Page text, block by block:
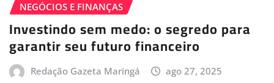
NEGÓCIOS E FINANÇAS
Investindo sem medo: o segredo para
garantir seu futuro financeiro
Redação Gazeta Maringá ago 27, 2025